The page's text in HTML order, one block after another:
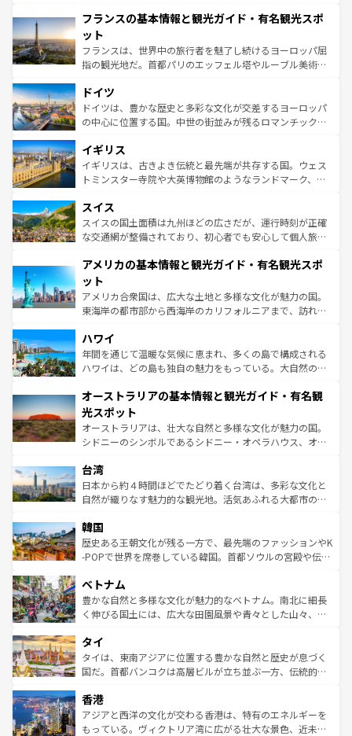
ませてくれるイタリアで、忘れられない旅をしてみよう！
なお、新着のイタリア情報は
しい。
文化が根付くこの国では、情熱的なフラメンコ、熱気あふ
れる闘牛、そして美味しいタパスが生活の一部となってい
る。首都マドリードの洗練された雰囲気や、バルセロナの
アートに溢れた街角から、地方では古代ローマ遺跡や中世
せる。地方によって風土や気候が異なるスペインはその個
性で訪れる人を魅了する。 なお、新着のスペイン情報は コ
ンテンツ一覧を参照してほしい。
フランスの基本情報と観光ガイド・有名観光スポ
ット
フランスは、世界中の旅行者を魅了し続けるヨーロッパ屈
指の観光地だ。首都パリのエッフェル塔やルーブル美術館
で、幅広い魅力が詰まっている。華麗な宮殿、歴史的な大
聖堂、美しいビーチ、そして豊かな自然が、訪れる者を心
から魅了する。また、フランスは美食の国としても知ら
いる。シャンパンの発祥地であるランス、プロヴァンスの
香り高いラベンダー畑など、多彩な楽しみ方が可能だ。さ
らに、パリ以外の地域にも魅力が溢れており、どの街角に
れる地方に足を運ぶとそれぞれで全く異なる文化を体験で
きるだろう。 なお、新着のフランス情報はコンテンツ一覧
を参照してほしい。
ドイツ
ドイツは、豊かな歴史と多彩な文化が交差するヨーロッパ
の中心に位置する国。中世の街並みが残るロマンチック街
顔を持つこの国は、どこを歩いても飽きることがない。ベ
ルリンの文化的活気、バイエルン州のアルプスの絶景、そ
してライン川沿いのワイン畑といった風景は必見。ビール
は、お酒好きな人にはぜひ体験してほしい。 なお、新着の
ドイツ情報はコンテンツ一覧を参照してほしい。
イギリス
イギリスは、古きよき伝統と最先端が共存する国。ウェス
トミンスター寺院や大英博物館のようなランドマーク、歴
リアごとに異なる魅力がある。また、優雅なアフタヌーン
ティー、ビール好きにはたまらない英国パブ、サッカー観
戦など、本場だからこそできる体験も豊富。イギリスを旅
ンツ一覧を参照してほしい。
スイス
スイスの国土面積は九州ほどの広さだが、運行時刻が正確
な交通網が整備されており、初心者でも安心して個人旅行
の建物がそのまま残る町や、スイスならではのユニークな
博物館もあり、アルプス観光だけでなく町歩きも満喫する
ことができる。国民の所得が高いため物価も高いが、旅行
者向けの交通パス提供のサービスもあり、うまく活用すれ
着のスイス情報は
アメリカの基本情報と観光ガイド・有名観光スポ
ット
アメリカ合衆国は、広大な土地と多様な文化が魅力の国。
東海岸の都市部から西海岸のカリフォルニアまで、訪れる
のような巨大都市は、観光、ショッピング、エンターテイ
ンメントが詰まった刺激的なスポットだ。一方、アメリカ
西部には大自然が広がり、グランドキャニオンやイエロー
部のニューオーリンズでは、音楽と美食が融合した独特の
文化が魅力。旅行者はアメリカの各地域で異なる魅力を楽
しみながら、その多様性と豊かな歴史を感じることができ
るだろう。車でのロードトリップや列車の旅も、アメリカ
情報は
ハワイ
年間を通じて温暖な気候に恵まれ、多くの島で構成される
ハワイは、どの島も独自の魅力をもっている。大自然の神
ワイ島は見逃せない。また、定番の観光地といえばオアフ
島だが、静かな自然を求めるならマウイ島やカウアイ島が
おすすめ。エメラルドグリーンに輝く海をはじめ、豊かな
文化や歴史が息づいている。「アロハスピリット」と呼ば
人々、おいしいローカルフードやハワイアンミュージッ
ク、伝統的なフラダンスなど、すべてがハワイの魅力を彩
っている。訪れるたびに新しい発見と感動が待っているハ
はコンテンツ一覧
オーストラリアの基本情報と観光ガイド・有名観
光スポット
オーストラリアは、壮大な自然と多様な文化が魅力の国。
シドニーのシンボルであるシドニー・オペラハウス、オー
リアリーフや大陸中央部にそびえるウルル（エアーズロッ
ク）、タスマニアの美しい原生林やケアンズの熱帯雨林な
ど、見どころがたくさん。また、カフェやワイン、オージ
いる。アクティビティも充実しており、サーフィンやダイ
ビング、ハイキングなど、アウトドア好きにはたまらな
い。オーストラリアの多彩な魅力を存分に味わいつくそ
参照してほしい。
台湾
日本から約４時間ほどでたどり着く台湾は、多彩な文化と
自然が織りなす魅力的な観光地。活気あふれる大都市の台
ン）、静ひつな山岳地帯である台湾東部など、都市の喧騒
と山間の静けさが共存しており、訪れる人に新しい発見と
驚きをもたらしてくれる。また、奥深い台湾の食文化も魅
容にもいいと評判のスイーツなど、バラエティ豊かな料理
が味わえる。 なお、新着の台湾情報は コンテンツ一覧を参
照してほしい。
韓国
歴史ある王朝文化が残る一方で、最先端のファッションやK
-POPで世界を席巻している韓国。首都ソウルの宮殿や伝統
き、地方に足を延ばせば四季折々の自然美を楽しむことが
できる。そして、キムチや焼肉、絶品のストリートフード
まで、さまざまな韓国料理が待っている。夜には、韓国な
リティに包まれながら、韓国の多彩な魅力を心ゆくまで味
わってみてほしい。 なお、新着の韓国情報はコンテンツ一
覧を参照してほしい。
ベトナム
豊かな自然と多様な文化が魅力的なベトナム。南北に細長
く伸びる国土には、広大な田園風景や青々とした山々、世
急速な発展と共に伝統が息づく。ハノイの古い町並みやホ
ーチミン市のフランス統治時代の建物も、独特の雰囲気を
醸し出している。また、バラエティの豊かさとおいしさで
とつ。フォーやバインミー、ベトナムコーヒーなどは、ぜ
ひ現地で味わいたい。どの地域を訪れてもあたたかい人々
が旅行者を迎えてくれるので、きっと忘れられない旅にな
タイ
タイは、東南アジアに位置する豊かな自然と歴史が息づく
国だ。首都バンコクは高層ビルが立ち並ぶ一方、伝統的な
の活気が交差している。北部ではチェンマイなどの山岳地
帯で自然と触れ合い、南部ではプーケットやクラビの美し
いビーチでリゾート気分を楽しむことができる。タイ料理
香港
アジアと西洋の文化が交わる香港は、特有のエネルギーを
もっている。ヴィクトリア湾に広がる壮大な景色、近未来